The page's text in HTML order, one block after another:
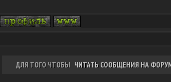
ДЛЯ ТОГО ЧТОБЫ ЧИТАТЬ СООБЩЕНИЯ НА